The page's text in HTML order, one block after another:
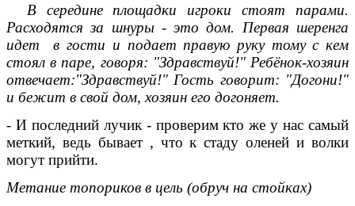
В середине площадки игроки стоят парами.
Расходятся за шнуры - это дом. Первая шеренга
идет в гости и подает правую руку тому с кем
стоял в паре, говоря: "Здравствуй!" Ребёнок-хозяин
отвечает:"Здравствуй!" Гость говорит: "Догони!"
и бежит в свой дом, хозяин его догоняет.
- И последний лучик - проверим кто же у нас самый
меткий, ведь бывает , что к стаду оленей и волки
могут прийти.
Метание топориков в цель (обруч на стойках)